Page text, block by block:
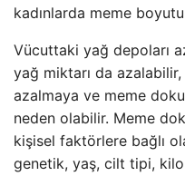
kadınlarda meme
Vücuttaki yağ depoları
yağ miktarı da
azalmaya ve meme
neden olabilir. Meme
kişisel faktörlere bağlı
genetik, yaş, cilt tipi,